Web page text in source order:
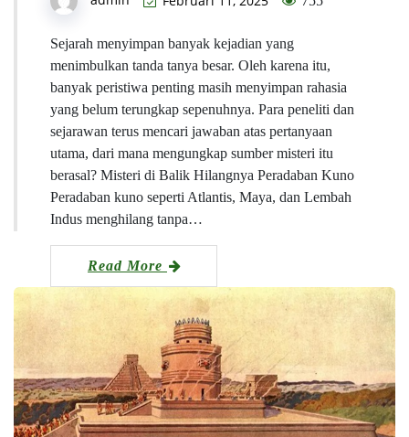
Sejarah menyimpan banyak kejadian yang
menimbulkan tanda tanya besar. Oleh karena itu,
banyak peristiwa penting masih menyimpan rahasia
yang belum terungkap sepenuhnya. Para peneliti dan
sejarawan terus mencari jawaban atas pertanyaan
utama, dari mana mengungkap sumber misteri itu
berasal? Misteri di Balik Hilangnya Peradaban Kuno
Peradaban kuno seperti Atlantis, Maya, dan Lembah
Indus menghilang tanpa…
Read More